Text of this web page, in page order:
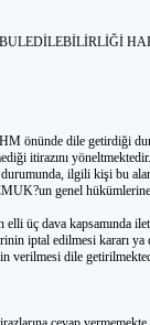
önünde dile getirdiği
itirazını
durumunda, ilgili kişi bu
genel
üç dava kapsamında
iptal edilmesi kararı
verilmesi dile